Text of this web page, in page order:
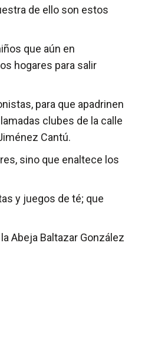
de ello son estos
que aún en
hogares para salir
para que apadrinen
clubes de la calle
Cantú.
sino que enaltece los
y juegos de té; que
Abeja Baltazar González